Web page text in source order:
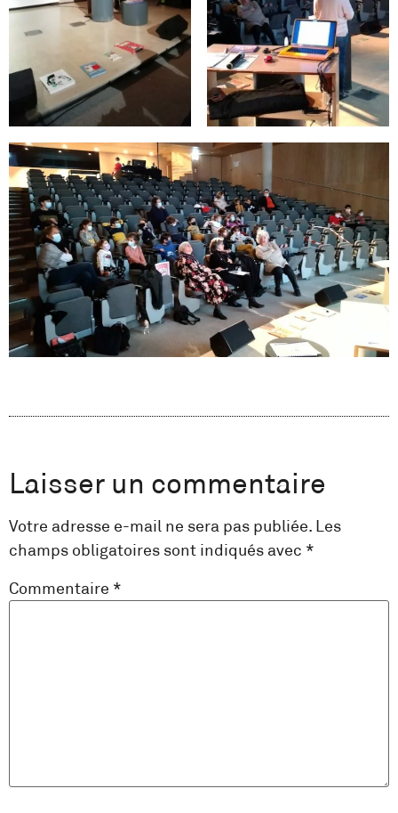
Laisser un commentaire
Votre adresse e-mail ne sera pas publiée. Les
champs obligatoires sont indiqués avec *
Commentaire *